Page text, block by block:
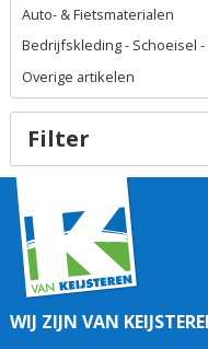
Auto- & Fietsmaterialen
Bedrijfskleding - Schoeisel -
Overige artikelen
Filter
WIJ ZIJN VAN